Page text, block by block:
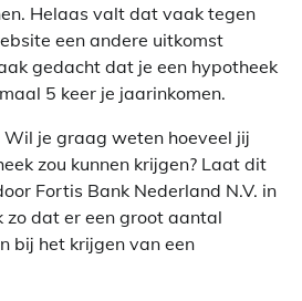
Helaas valt dat vaak tegen
een andere uitkomst
gedacht dat je een hypotheek
5 keer je jaarinkomen.
je graag weten hoeveel jij
zou kunnen krijgen? Laat dit
Fortis Bank Nederland N.V. in
zo dat er een groot aantal
bij het krijgen van een